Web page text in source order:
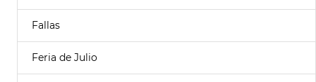
Fallas
Feria de Julio